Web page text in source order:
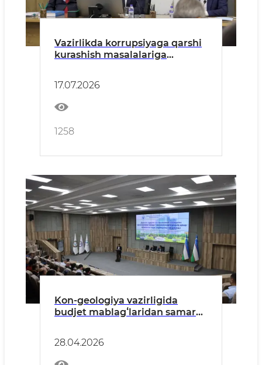
Vazirlikda korrupsiyaga qarshi
kurashish masalalariga
17.07.2026
1258
Kon-geologiya vazirligida
budjet mablagʻlaridan samarali
taomillar yuzasidan seminar
boʻlib o‘tdi
28.04.2026